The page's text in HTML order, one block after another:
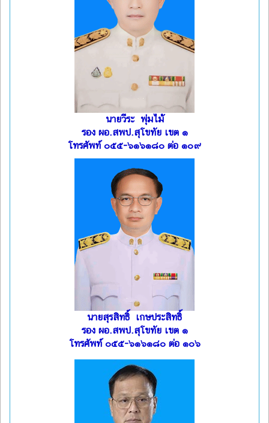
นายวีระ พุ่มไม้
รอง ผอ.สพป.สุโขทัย เขต ๑
โทรศัพท์ ๐๕๕-๖๑๖๑๘๐ ต่อ ๑๐๙
นายสุรสิทธิ์ เกษประสิทธิ์
รอง ผอ.สพป.สุโขทัย เขต ๑
โทรศัพท์ ๐๕๕-๖๑๖๑๘๐ ต่อ ๑๐๖